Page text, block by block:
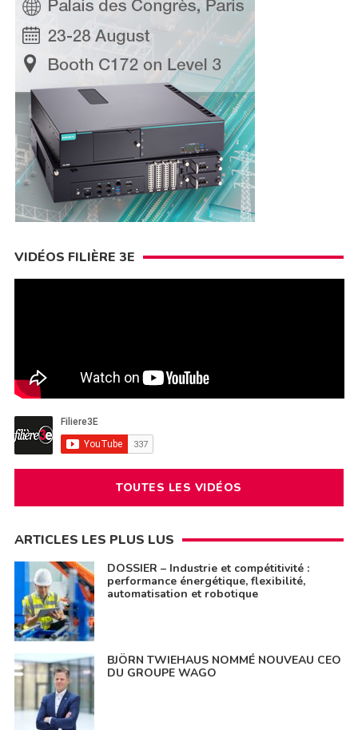
VIDÉOS FILIÈRE 3E
TOUTES LES VIDÉOS
ARTICLES LES PLUS LUS
DOSSIER – Industrie et compétitivité :
performance énergétique, flexibilité,
automatisation et robotique
BJÖRN TWIEHAUS NOMMÉ NOUVEAU CEO
DU GROUPE WAGO